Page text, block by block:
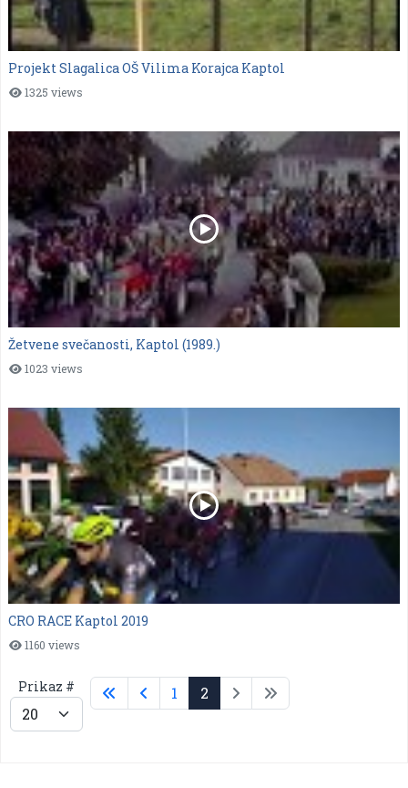
Projekt Slagalica OŠ Vilima Korajca Kaptol
1325 views
Žetvene svečanosti, Kaptol (1989.)
1023 views
CRO RACE Kaptol 2019
1160 views
Prikaz # 1 2